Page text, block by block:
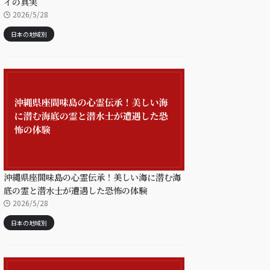
2026/5/28
日本の地域別
沖縄県座間味島の心霊伝承！美しい海に潜む海
底の霊と潜水士が遭遇した恐怖の体験
2026/5/28
日本の地域別